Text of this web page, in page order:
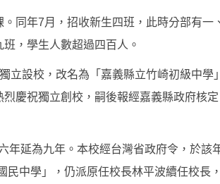
同年7月，招收新生四班，此時分部有一
，學生人數超過四百人。
立設校，改名為「嘉義縣立竹崎初級中學
慶祝獨立創校，嗣後報經嘉義縣政府核
年延為九年。本校經台灣省政府令，於該
民中學」，仍派原任校長林平波續任校長